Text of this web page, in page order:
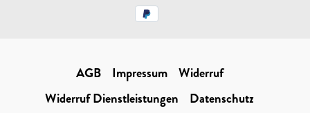
AGB Impressum
Widerruf
Widerruf Dienstleistungen
Datenschutz